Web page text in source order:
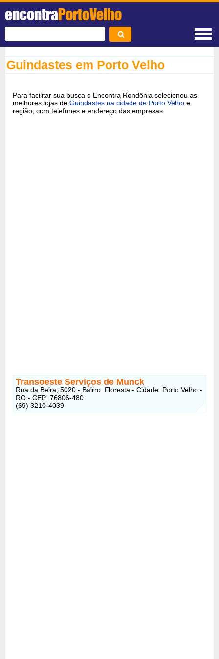
encontraPortoVelho
Guindastes em Porto Velho
Para facilitar sua busca o Encontra Rondônia selecionou as
melhores lojas deGuindastes na cidade de Porto Velho e
região, com telefones e endereço das empresas.
Transoeste Serviços de Munck
Rua da Beira, 5020 - Bairro: Floresta - Cidade: Porto Velho -
RO - CEP: 76806-480
(69) 3210-4039